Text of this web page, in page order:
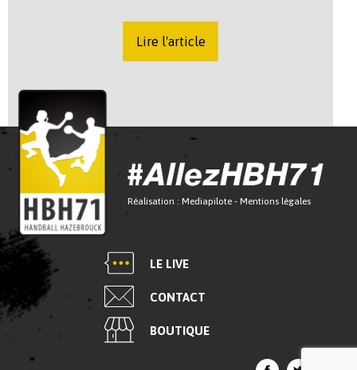
Lire l'article
Réalisation : Mediapilote - Mentions légales
LE LIVE
CONTACT
BOUTIQUE